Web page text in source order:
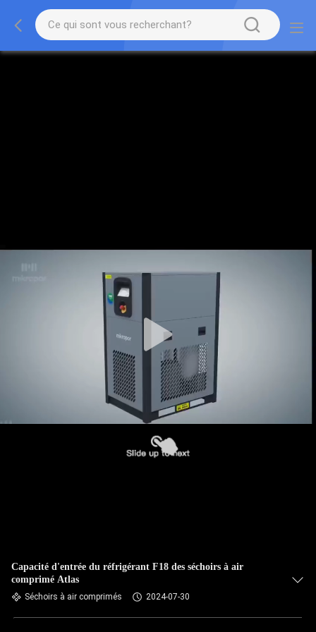
Capacité d'entrée du réfrigérant F18 des séchoirs à air
comprimé Atlas
Séchoirs à air comprimés 2024-07-30